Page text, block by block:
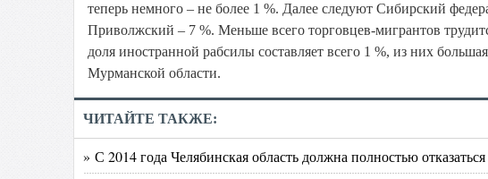
теперь немного – не более 1 %. Далее следуют Сибирский
Приволжский – 7 %. Меньше всего торговцев-мигрантов
доля иностранной рабсилы составляет всего 1 %, из них
Мурманской области.
ЧИТАЙТЕ ТАКЖЕ:
» С 2014 года Челябинская область должна полностью